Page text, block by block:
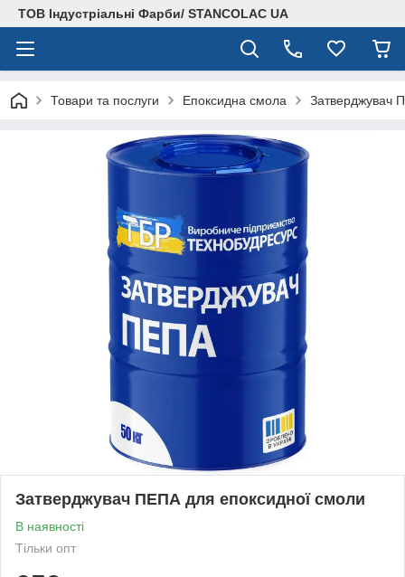
ТОВ Індустріальні Фарби/ STANCOLAC UA
Товари та послуги Епоксидна смола Затверджувач
Затверджувач ПЕПА для епоксидної смоли
В наявності
Тільки опт